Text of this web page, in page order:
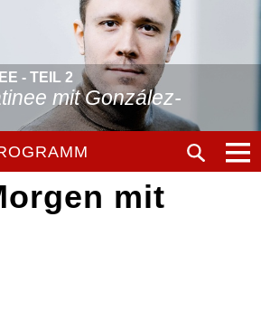
- TEIL 2
mit González-
mit